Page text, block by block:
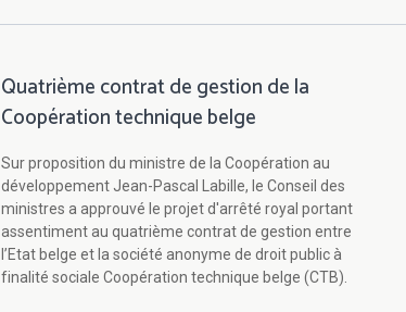
Quatrième contrat de gestion de la
Coopération technique belge
Sur proposition du ministre de la Coopération au
développement Jean-Pascal Labille, le Conseil des
ministres a approuvé le projet d'arrêté royal portant
assentiment au quatrième contrat de gestion entre
l’Etat belge et la société anonyme de droit public à
finalité sociale Coopération technique belge (CTB).